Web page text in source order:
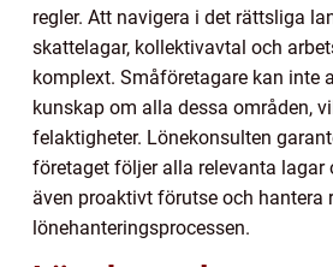
regler. Att navigera i det rättsliga
skattelagar, kollektivavtal och
komplext. Småföretagare kan inte
kunskap om alla dessa områden,
felaktigheter. Lönekonsulten
företaget följer alla relevanta lagar
även proaktivt förutse och hantera
lönehanteringsprocessen.